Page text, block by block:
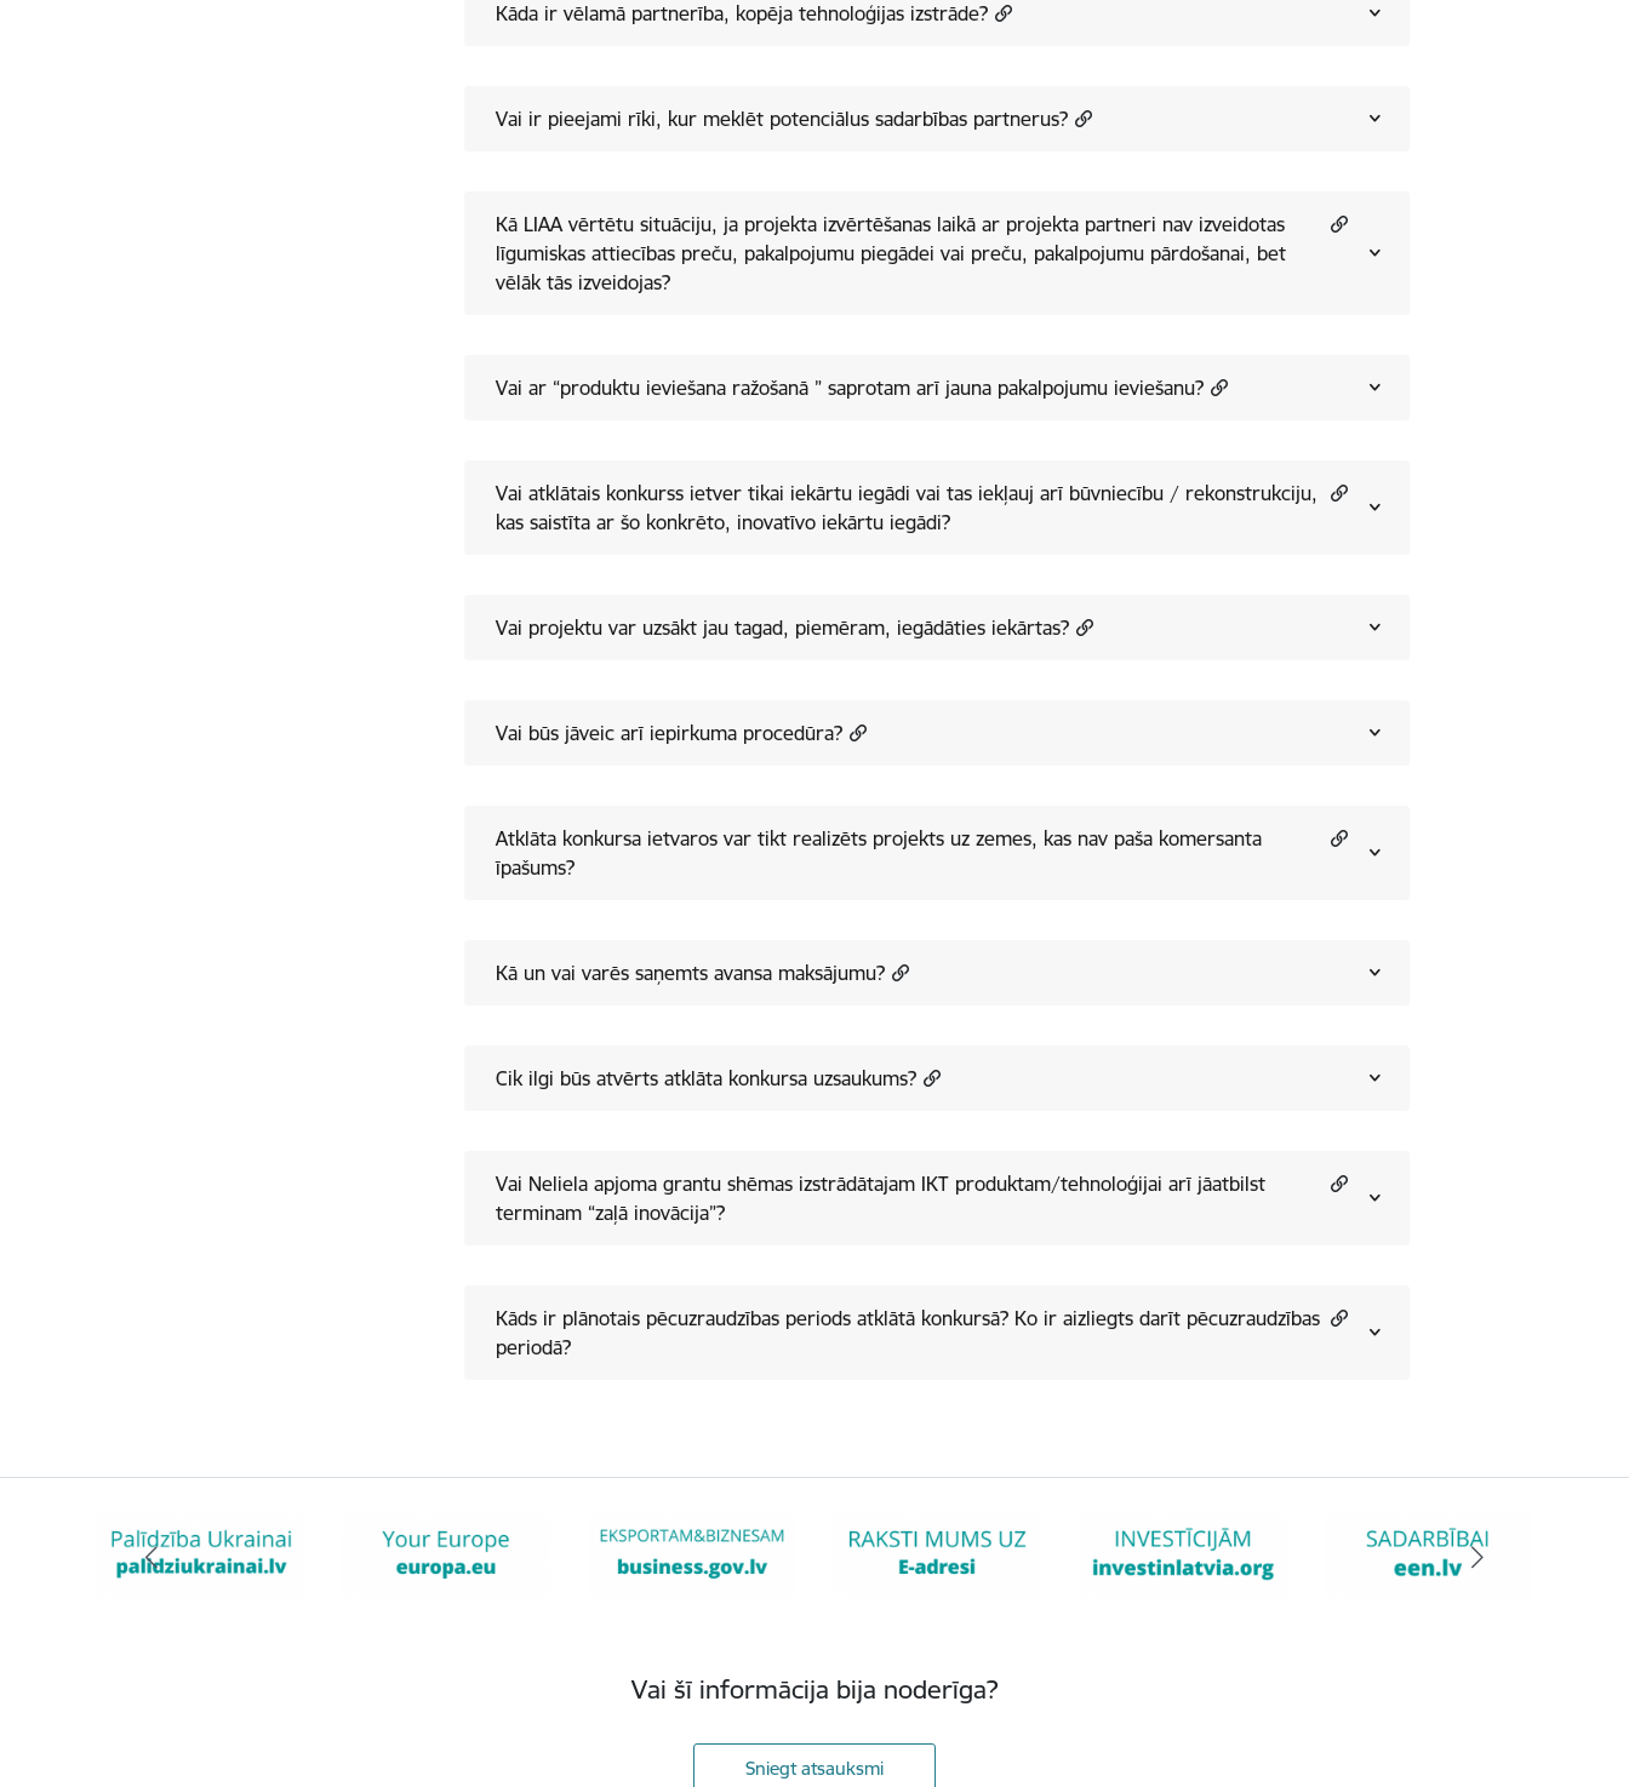
Kāda ir vēlamā partnerība, kopēja tehnoloģijas izstrāde?
Vai ir pieejami rīki, kur meklēt potenciālus sadarbības partnerus?
Kā LIAA vērtētu situāciju, ja projekta izvērtēšanas laikā ar projekta partneri nav izveidotas
līgumiskas attiecības preču, pakalpojumu piegādei vai preču, pakalpojumu pārdošanai, bet
vēlāk tās izveidojas?
Vai ar “produktu ieviešana ražošanā ” saprotam arī jauna pakalpojumu ieviešanu?
Vai atklātais konkurss ietver tikai iekārtu iegādi vai tas iekļauj arī būvniecību / rekonstrukciju,
kas saistīta ar šo konkrēto, inovatīvo iekārtu iegādi?
Vai projektu var uzsākt jau tagad, piemēram, iegādāties iekārtas?
Vai būs jāveic arī iepirkuma procedūra?
Atklāta konkursa ietvaros var tikt realizēts projekts uz zemes, kas nav paša komersanta
īpašums?
Kā un vai varēs saņemts avansa maksājumu?
Cik ilgi būs atvērts atklāta konkursa uzsaukums?
Vai Neliela apjoma grantu shēmas izstrādātajam IKT produktam/tehnoloģijai arī jāatbilst
terminam “zaļā inovācija”?
Kāds ir plānotais pēcuzraudzības periods atklātā konkursā? Ko ir aizliegts darīt pēcuzraudzības
periodā?
Vai šī informācija bija noderīga?
Sniegt atsauksmi